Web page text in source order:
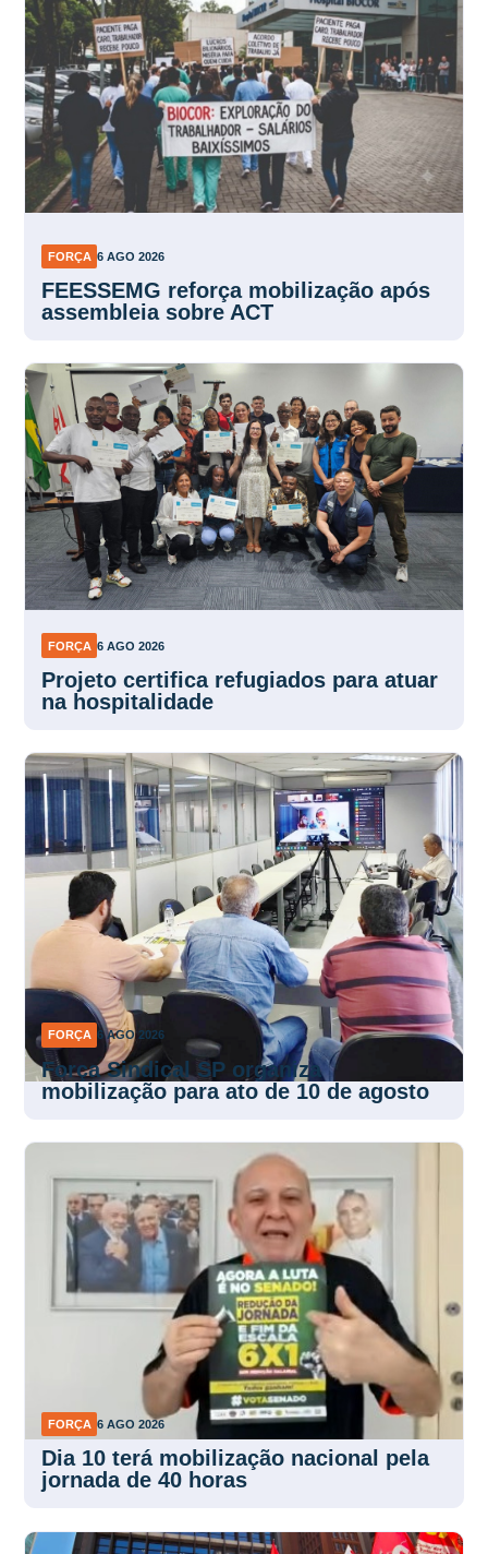
FORÇA 6 AGO 2026
FEESSEMG reforça mobilização após
assembleia sobre ACT
FORÇA 6 AGO 2026
Projeto certifica refugiados para atuar
na hospitalidade
FORÇA 6 AGO 2026
Força Sindical SP organiza
mobilização para ato de 10 de agosto
FORÇA 6 AGO 2026
Dia 10 terá mobilização nacional pela
jornada de 40 horas